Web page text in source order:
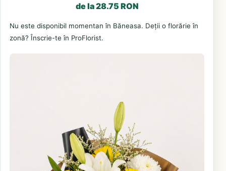
de la 28.75 RON
Nu este disponibil momentan în Băneasa. Deții o florărie în
zonă? Înscrie-te în ProFlorist.